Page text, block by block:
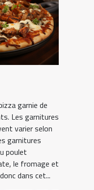
garnie de
Les garnitures
varier selon
garnitures
poulet
le fromage et
dans cet...